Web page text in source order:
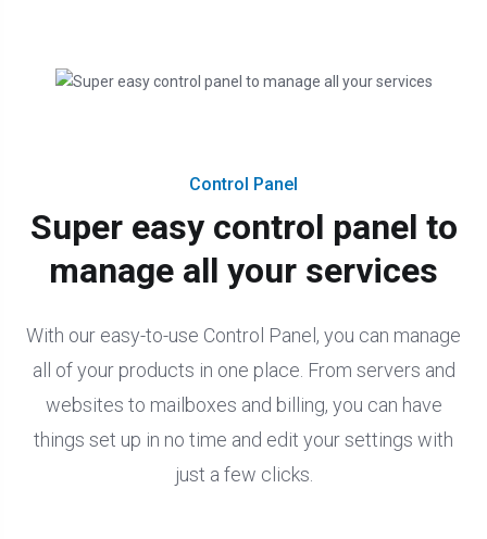
Control Panel
Super easy control panel to
manage all your services
With our easy-to-use Control Panel, you can manage
all of your products in one place. From servers and
websites to mailboxes and billing, you can have
things set up in no time and edit your settings with
just a few clicks.